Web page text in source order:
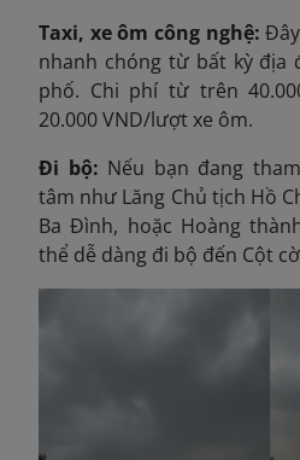
Taxi, xe ôm công nghệ:
nhanh chóng từ bất kỳ địa
phố. Chi phí từ trên
20.000 VND/lượt xe ôm.
Đi bộ: Nếu bạn đang
tâm như Lăng Chủ tịch Hồ
Ba Đình, hoặc Hoàng
thể dễ dàng đi bộ đến Cột